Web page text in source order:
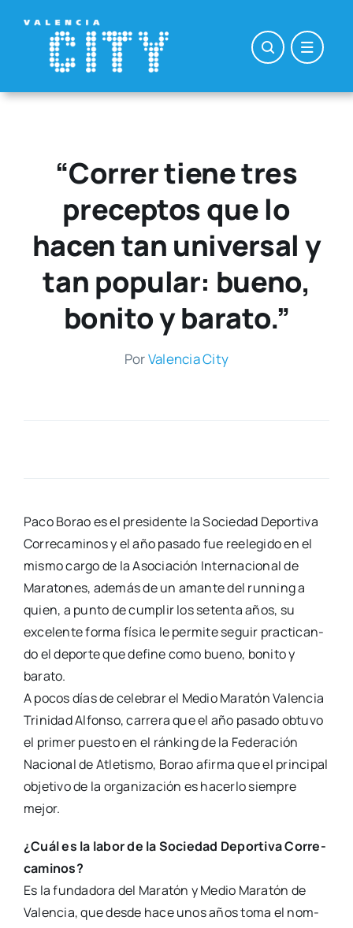
contenido
“Correr tiene tres
preceptos que lo
hacen tan universal y
tan popular: bueno,
bonito y barato.”
PorValen­cia City
Paco Borao es el pre­si­den­te la Socie­dad Depor­ti­va
Corre­ca­mi­nos y el año pasa­do fue reele­gi­do en el
mis­mo car­go de la Aso­cia­ción Inter­na­cio­nal de
Mara­to­nes, ade­más de un aman­te del run­ning a
quien, a pun­to de cum­plir los seten­ta años, su
exce­len­te for­ma físi­ca le per­mi­te seguir prac­ti­can­
do el depor­te que defi­ne como bueno, boni­to y
bara­to.
A pocos días de cele­brar el Medio Mara­tón Valen­cia
Tri­ni­dad Alfon­so, carre­ra que el año pasa­do obtu­vo
el pri­mer pues­to en el rán­king de la Fede­ra­ción
Nacio­nal de Atle­tis­mo, Borao afir­ma que el prin­ci­pal
obje­ti­vo de la orga­ni­za­ción es hacer­lo siem­pre
mejor.
¿Cuál es la labor de la Socie­dad Depor­ti­vaCorre­
ca­mi­nos?
Es la fun­da­do­ra del Mara­tón y Medio Mara­tón de
Valen­cia, que des­de hace unos años toma el nom­